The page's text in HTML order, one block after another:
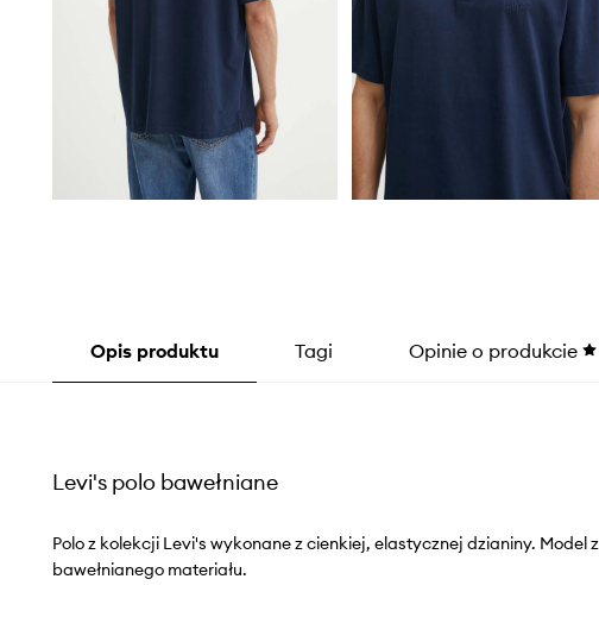
Opis produktu Tagi Opinie o produkcie
Levi's polo bawełniane
Polo z kolekcji Levi's wykonane z cienkiej, elastycznej dzianiny. Model
bawełnianego materiału.